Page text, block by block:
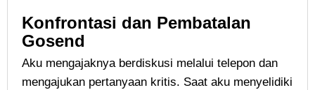
Konfrontasi dan Pembatalan
Gosend
Aku mengajaknya berdiskusi melalui telepon dan
mengajukan pertanyaan kritis. Saat aku menyelidiki